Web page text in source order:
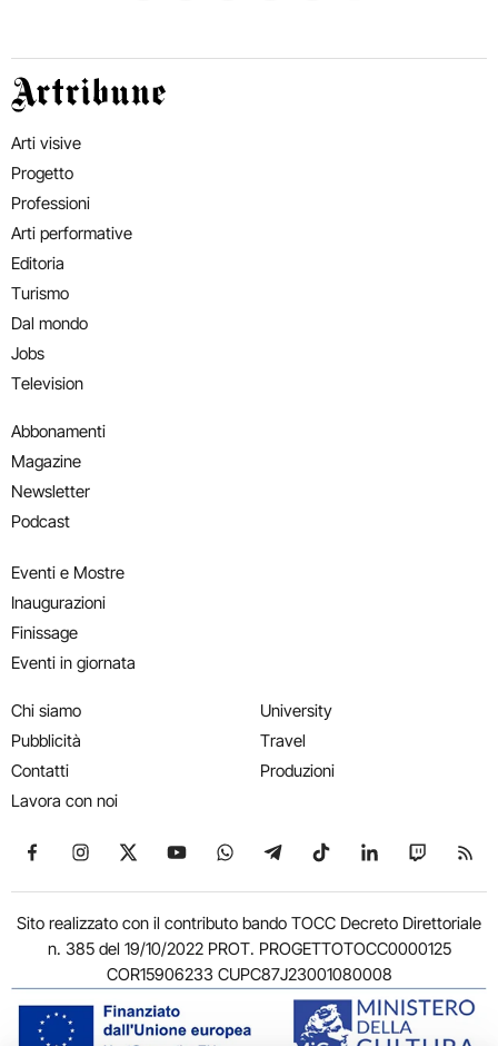
Artribune
Arti visive
Progetto
Professioni
Arti performative
Editoria
Turismo
Dal mondo
Jobs
Television
Abbonamenti
Magazine
Newsletter
Podcast
Eventi e Mostre
Inaugurazioni
Finissage
Eventi in giornata
Chi siamo
Pubblicità
Contatti
Lavora con noi
University
Travel
Produzioni
Seguici su Facebook
Seguici su Instagram
Seguici su X
Seguici su YouTube
Seguici su WhatsApp
Seguici su Telegram
Seguici su TikTok
Seguici su
Seguici
Sito realizzato con il contributo bando TOCC Decreto Direttoriale
n. 385 del 19/10/2022 PROT. PROGETTOTOCC0000125
COR15906233 CUPC87J23001080008